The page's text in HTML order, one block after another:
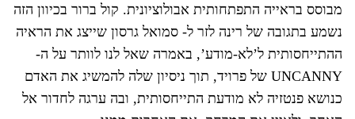
מבוסס בראייה התפתחותית אבולוציונית. קול ברור בכיוון הזה
נשמע בתגובה של רינה לזר ל- סמואל גרסון שייצג את הראיה
ההתייחסותית ל’לא-מודע’, באמרה שאל לנו לוותר על ה-
UNCANNY של פרויד, תוך ניסיון שלה להמשיג את האדם
כנושא פנטזיה לא מודעת התייחסותית, ובה ערגה לחדור אל